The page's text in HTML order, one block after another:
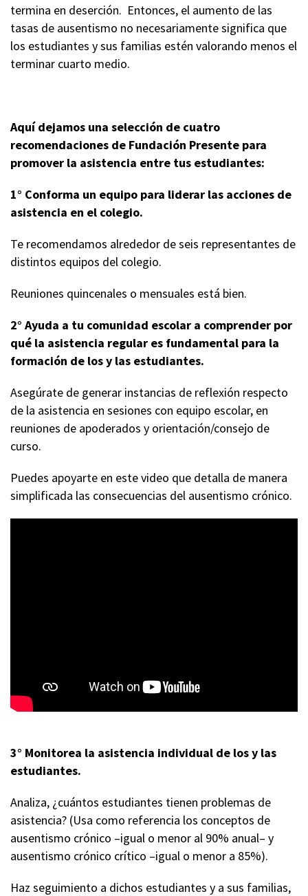
termina en deserción. Entonces, el aumento de las
tasas de ausentismo no necesariamente significa que
los estudiantes y sus familias estén valorando menos el
terminar cuarto medio.
Aquí dejamos una selección de cuatro
recomendaciones de Fundación Presente para
promover la asistencia entre tus estudiantes:
1° Conforma un equipo para liderar las acciones de
asistencia en el colegio.
Te recomendamos alrededor de seis representantes de
distintos equipos del colegio.
Reuniones quincenales o mensuales está bien.
2° Ayuda a tu comunidad escolar a comprender por
qué la asistencia regular es fundamental para la
formación de los y las estudiantes.
Asegúrate de generar instancias de reflexión respecto
de la asistencia en sesiones con equipo escolar, en
reuniones de apoderados y orientación/consejo de
curso.
Puedes apoyarte en este video que detalla de manera
simplificada las consecuencias del ausentismo crónico.
3° Monitorea la asistencia individual de los y las
estudiantes.
Analiza, ¿cuántos estudiantes tienen problemas de
asistencia? (Usa como referencia los conceptos de
ausentismo crónico –igual o menor al 90% anual– y
ausentismo crónico crítico –igual o menor a 85%).
Haz seguimiento a dichos estudiantes y a sus familias,